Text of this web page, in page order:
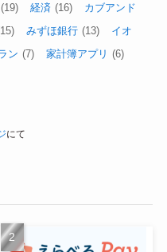
(19) 経済 (16)
カブアンド
みずほ銀行 (13)
イオ
ン (7) 家計簿アプリ (6)
にて